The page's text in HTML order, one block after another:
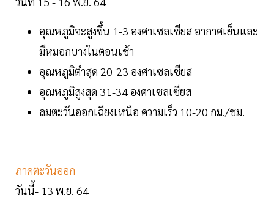
อุณหภูมิจะสูงขึ้น 1-3 องศาเซลเซียส อากาศเย็นและ
มีหมอกบางในตอนเช้า
อุณหภูมิต่ำสุด 20-23 องศาเซลเซียส
อุณหภูมิสูงสุด 31-34 องศาเซลเซียส
ลมตะวันออกเฉียงเหนือ ความเร็ว 10-20 กม./ชม.
ภาคตะวันออก
วันนี้- 13 พ.ย. 64